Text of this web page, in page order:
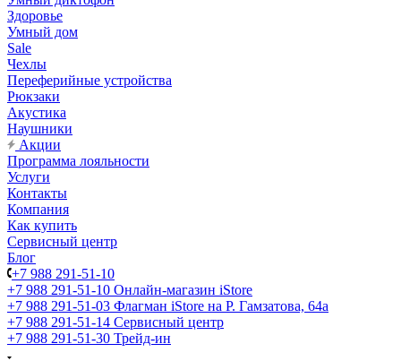
Здоровье
Умный дом
Sale
Чехлы
Переферийные устройства
Рюкзаки
Акустика
Наушники
Акции
Программа лояльности
Услуги
Контакты
Компания
Как купить
Сервисный центр
Блог
+7 988 291-51-10
+7 988 291-51-10 Онлайн-магазин iStore
+7 988 291-51-03 Флагман iStore на Р. Гамзатова, 64а
+7 988 291-51-14 Сервисный центр
+7 988 291-51-30 Трейд-ин